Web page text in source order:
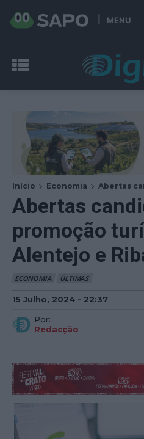
MENU
Início Economia Abertas
Abertas
promoção
Alentejo e
ECONOMIA ÚLTIMAS
15 Julho, 2024 - 22:37
Por:
Redacção